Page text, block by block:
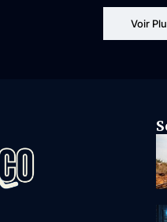
Voir